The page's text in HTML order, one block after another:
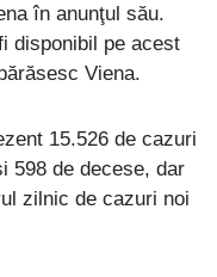
în anunţul său.
disponibil pe acest
Viena.
15.526 de cazuri
598 de decese, dar
zilnic de cazuri noi